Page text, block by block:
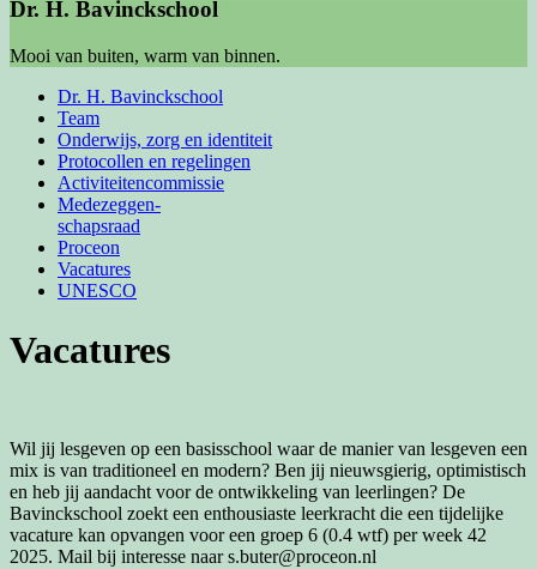
Dr. H. Bavinckschool
Mooi van buiten, warm van binnen.
Dr. H. Bavinckschool
Team
Onderwijs, zorg en identiteit
Protocollen en regelingen
Activiteiten­commissie
Medezeggen-
schapsraad
Proceon
Vacatures
UNESCO
Vacatures
Wil jij lesgeven op een basisschool waar de manier van lesgeven een
mix is van traditioneel en modern? Ben jij nieuwsgierig, optimistisch
en heb jij aandacht voor de ontwikkeling van leerlingen? De
Bavinckschool zoekt een enthousiaste leerkracht die een tijdelijke
vacature kan opvangen voor een groep 6 (0.4 wtf) per week 42
2025. Mail bij interesse naar s.buter@proceon.nl